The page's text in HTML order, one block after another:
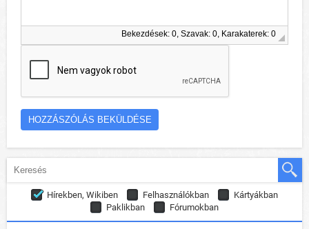
Bekezdések: 0, Szavak: 0, Karakaterek: 0
Hírekben, Wikiben Felhasználókban
Kártyákban
Paklikban
Fórumokban